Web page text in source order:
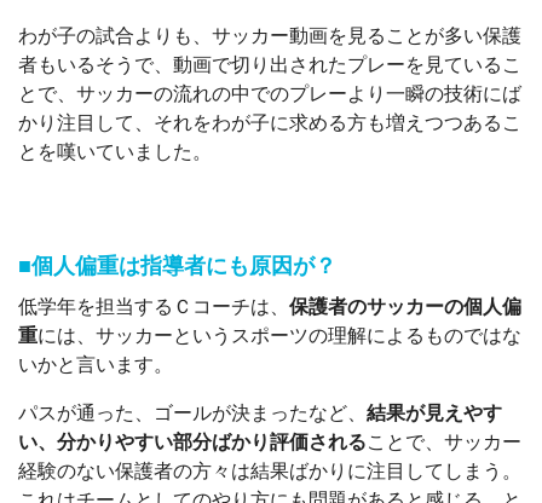
わが子の試合よりも、サッカー動画を見ることが多い保護
者もいるそうで、動画で切り出されたプレーを見ているこ
とで、サッカーの流れの中でのプレーより一瞬の技術にば
かり注目して、それをわが子に求める方も増えつつあるこ
とを嘆いていました。
■個人偏重は指導者にも原因が？
低学年を担当するＣコーチは、 保護者のサッカーの個人偏
重には、サッカーというスポーツの理解によるものではな
いかと言います。
パスが通った、ゴールが決まったなど、 結果が見えやす
い、分かりやすい部分ばかり評価されることで、サッカー
経験のない保護者の方々は結果ばかりに注目してしまう。